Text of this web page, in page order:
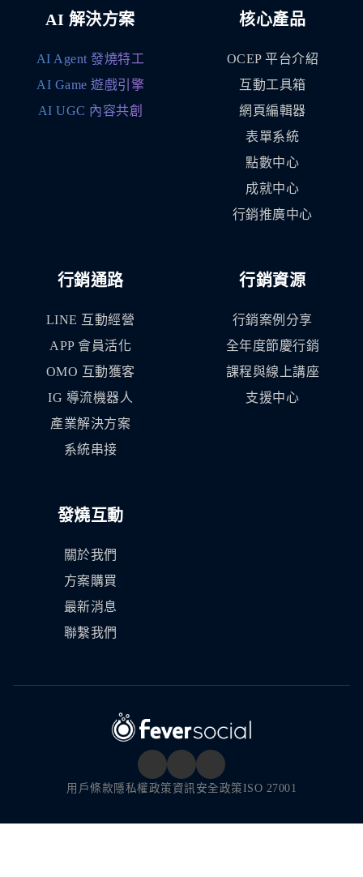
AI 解決方案
AI Agent 發燒特工
AI Game 遊戲引擎
AI UGC 內容共創
核心產品
OCEP 平台介紹
互動工具箱
網頁編輯器
表單系統
點數中心
成就中心
行銷推廣中心
行銷通路
LINE 互動經營
APP 會員活化
OMO 互動獲客
IG 導流機器人
產業解決方案
系統串接
行銷資源
行銷案例分享
全年度節慶行銷
課程與線上講座
支援中心
發燒互動
關於我們
方案購買
最新消息
聯繫我們
用戶條款 隱私權政策資訊安全政策ISO 27001